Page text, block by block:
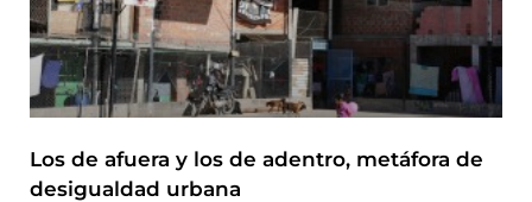
Los de afuera y los de adentro, metáfora de
desigualdad urbana